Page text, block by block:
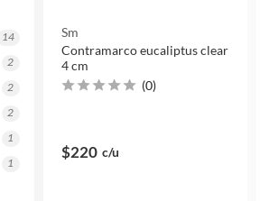
14
2
2
2
1
1
Sm
Contramarco eucaliptus clear
4 cm
(0)
$220 c/u